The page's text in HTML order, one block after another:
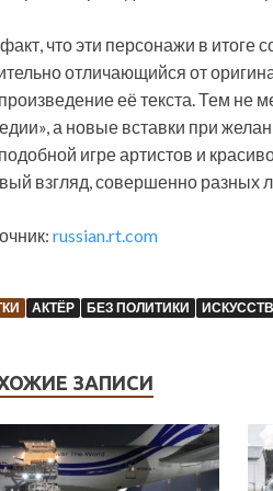
что эти персонажи в
отличающийся от
её текста. Тем не
а новые вставки при
игре артистов и
взгляд, совершенно разных
russian.rt.com
АКТЁР БЕЗ ПОЛИТИКИ
ЗАПИСИ